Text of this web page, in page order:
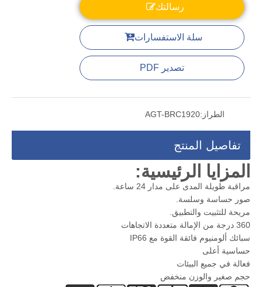
رسالتك
سلة الاستفسارات
تصدير PDF
الطراز:AGT-BRC1920
تفاصيل المنتج
المزايا الرئيسية:
مراقبة طويلة المدى على مدار 24 ساعة.
صور حساسة وسلسة.
مريحة للتثبيت والتطبيق.
360 درجة من الإمالة متعددة الاتجاهات
سبائك ألومنيوم فائقة القوة مع IP66
حساسية أعلى
فعالة في جميع البيئات
حجم صغير والوزن منخفض